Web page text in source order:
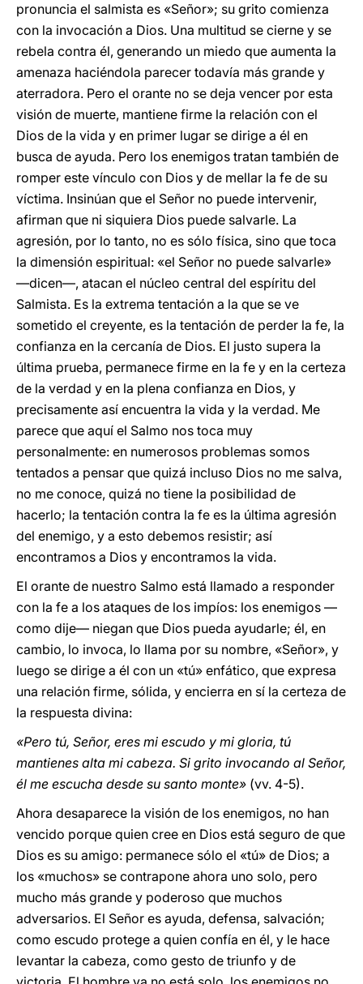
pronuncia el salmista es «Señor»; su grito comienza
con la invocación a Dios. Una multitud se cierne y se
rebela contra él, generando un miedo que aumenta la
amenaza haciéndola parecer todavía más grande y
aterradora. Pero el orante no se deja vencer por esta
visión de muerte, mantiene firme la relación con el
Dios de la vida y en primer lugar se dirige a él en
busca de ayuda. Pero los enemigos tratan también de
romper este vínculo con Dios y de mellar la fe de su
víctima. Insinúan que el Señor no puede intervenir,
afirman que ni siquiera Dios puede salvarle. La
agresión, por lo tanto, no es sólo física, sino que toca
la dimensión espiritual: «el Señor no puede salvarle»
—dicen—, atacan el núcleo central del espíritu del
Salmista. Es la extrema tentación a la que se ve
sometido el creyente, es la tentación de perder la fe, la
confianza en la cercanía de Dios. El justo supera la
última prueba, permanece firme en la fe y en la certeza
de la verdad y en la plena confianza en Dios, y
precisamente así encuentra la vida y la verdad. Me
parece que aquí el Salmo nos toca muy
personalmente: en numerosos problemas somos
tentados a pensar que quizá incluso Dios no me salva,
no me conoce, quizá no tiene la posibilidad de
hacerlo; la tentación contra la fe es la última agresión
del enemigo, y a esto debemos resistir; así
encontramos a Dios y encontramos la vida.
El orante de nuestro Salmo está llamado a responder
con la fe a los ataques de los impíos: los enemigos —
como dije— niegan que Dios pueda ayudarle; él, en
cambio, lo invoca, lo llama por su nombre, «Señor», y
luego se dirige a él con un «tú» enfático, que expresa
una relación firme, sólida, y encierra en sí la certeza de
la respuesta divina:
«Pero tú, Señor, eres mi escudo y mi gloria, tú
mantienes alta mi cabeza. Si grito invocando al Señor,
él me escucha desde su santo monte» (vv. 4-5).
Ahora desaparece la visión de los enemigos, no han
vencido porque quien cree en Dios está seguro de que
Dios es su amigo: permanece sólo el «tú» de Dios; a
los «muchos» se contrapone ahora uno solo, pero
mucho más grande y poderoso que muchos
adversarios. El Señor es ayuda, defensa, salvación;
como escudo protege a quien confía en él, y le hace
levantar la cabeza, como gesto de triunfo y de